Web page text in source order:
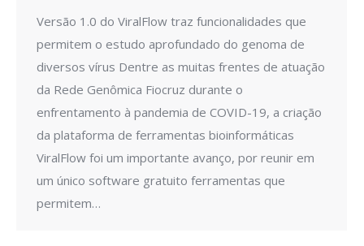
Versão 1.0 do ViralFlow traz funcionalidades que
permitem o estudo aprofundado do genoma de
diversos vírus Dentre as muitas frentes de atuação
da Rede Genômica Fiocruz durante o
enfrentamento à pandemia de COVID-19, a criação
da plataforma de ferramentas bioinformáticas
ViralFlow foi um importante avanço, por reunir em
um único software gratuito ferramentas que
permitem…